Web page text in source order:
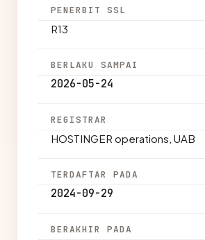
PENERBIT SSL
R13
BERLAKU SAMPAI
2026-05-24
REGISTRAR
HOSTINGER operations, UAB
TERDAFTAR PADA
2024-09-29
BERAKHIR PADA